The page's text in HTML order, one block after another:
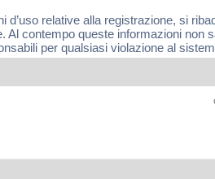
d’uso relative alla registrazione, si
Al contempo queste informazioni non
per qualsiasi violazione al